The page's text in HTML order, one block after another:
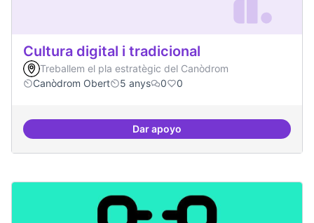
Cultura digital i tradicional
Treballem el pla estratègic del Canòdrom
Canòdrom Obert
5 anys 0 0
Dar apoyoCultura digital i tradicional